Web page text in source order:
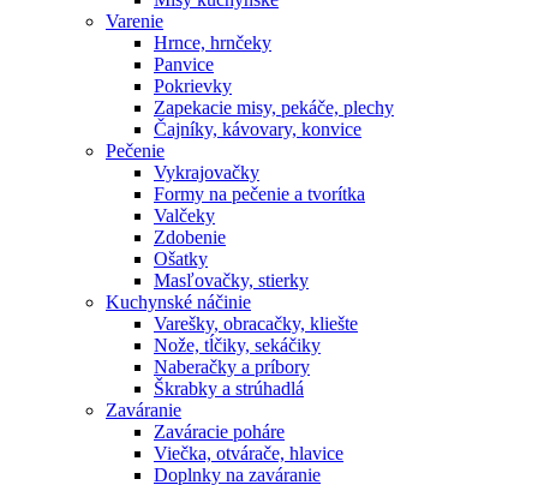
Varenie
Hrnce, hrnčeky
Panvice
Pokrievky
Zapekacie misy, pekáče, plechy
Čajníky, kávovary, konvice
Pečenie
Vykrajovačky
Formy na pečenie a tvorítka
Valčeky
Zdobenie
Ošatky
Masľovačky, stierky
Kuchynské náčinie
Varešky, obracačky, kliešte
Nože, tĺčiky, sekáčiky
Naberačky a príbory
Škrabky a strúhadlá
Zaváranie
Zaváracie poháre
Viečka, otvárače, hlavice
Doplnky na zaváranie